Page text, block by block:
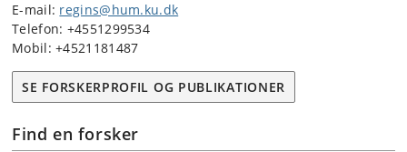
E-mail: regins@hum.ku.dk
Telefon: +4551299534
Mobil: +4521181487
SE FORSKERPROFIL OG PUBLIKATIONER
Find en forsker